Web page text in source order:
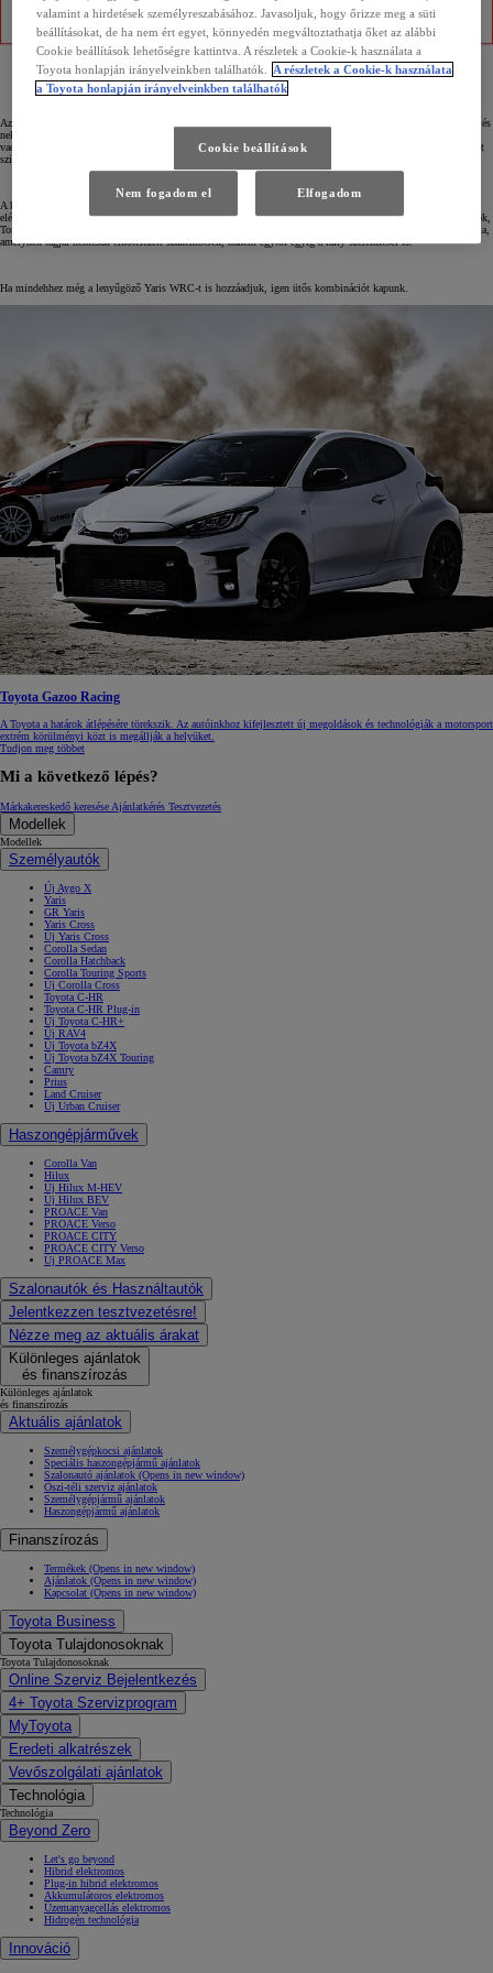
Az intenzív tesztekkel töltött hónapok után a vadonatúj Yaris WRC gördült le a Monte Carlo-i stratrámpáról és
nekivágott a kihívásokkal teli versenyszezonnak. Az adrenalinfröccsről – na meg a mintegy 380 lóerőről – a
vadonatúj, 1,6 literes, turbótöltésű, közvetlen befecskendezéses motor gondoskodik, a futóművet pedig fejlett
szimulációkkal, kemény tesztekkel és modern gyártási eljárásokkal tökéletesítették a mérnökök.
A hegyi szerpentineken, a lélegzetet megakasztó bukkanókon és a hóval borított erdőségekben azonban nem
elég egy gyors autó; ide egy rendkívül ambiciózus és tehetséges csapat is kell. A négyszeres WRC-világbajnok,
Tommi Mäkinen irányításával a finnországi Puuppolában állt össze a TOYOTA GAZOO Racing WRC-csapata,
amelynek tagjai nemcsak elkötelezett szakemberek, hanem egytől egyig a rally szerelmesei is.
Ha mindehhez még a lenyűgöző Yaris WRC-t is hozzáadjuk, igen ütős kombinációt kapunk.
Toyota Gazoo Racing
A Toyota a határok átlépésére törekszik. Az autóinkhoz kifejlesztett új megoldások és technológiák a motorsport
extrém körülményi közt is megállják a helyüket.
Tudjon meg többet
Mi a következő lépés?
Márkakereskedő keresése Ajánlatkérés Tesztvezetés
Modellek
Modellek
Személyautók
Új Aygo X
Yaris
GR Yaris
Yaris Cross
Új Yaris Cross
Corolla Sedan
Corolla Hatchback
Corolla Touring Sports
Új Corolla Cross
Toyota C-HR
Toyota C-HR Plug-in
Új Toyota C-HR+
Új RAV4
Új Toyota bZ4X
Új Toyota bZ4X Touring
Camry
Prius
Land Cruiser
Új Urban Cruiser
Haszongépjárművek
Corolla Van
Hilux
Új Hilux M-HEV
Új Hilux BEV
PROACE Van
PROACE Verso
PROACE CITY
PROACE CITY Verso
Új PROACE Max
Szalonautók és Használtautók
Jelentkezzen tesztvezetésre!
Nézze meg az aktuális árakat
Különleges ajánlatok
és finanszírozás
Különleges ajánlatok
és finanszírozás
Aktuális ajánlatok
Személygépkocsi ajánlatok
Speciális haszongépjármű ajánlatok
Szalonautó ajánlatok (Opens in new window)
Őszi-téli szerviz ajánlatok
Személygépjármű ajánlatok
Haszongépjármű ajánlatok
Finanszírozás
Termékek (Opens in new window)
Ajánlatok (Opens in new window)
Kapcsolat (Opens in new window)
Toyota Business
Toyota Tulajdonosoknak
Toyota Tulajdonosoknak
Online Szerviz Bejelentkezés
4+ Toyota Szervizprogram
MyToyota
Eredeti alkatrészek
Vevőszolgálati ajánlatok
Technológia
Technológia
Beyond Zero
Let's go beyond
Hibrid elektromos
Plug-in hibrid elektromos
Akkumulátoros elektromos
Üzemanyagcellás elektromos
Hidrogén technológia
Innováció
valamint a hirdetések személyreszabásához. Javasoljuk, hogy őrizze meg a süti
beállításokat, de ha nem ért egyet, könnyedén megváltoztathatja őket az alábbi
Cookie beállítások lehetőségre kattintva. A részletek a Cookie-k használata a
Toyota honlapján irányelveinkben találhatók.
A részletek a Cookie-k használata
a Toyota honlapján irányelveinkben találhatók
Cookie beállítások
Nem fogadom el Elfogadom